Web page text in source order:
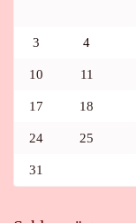
3 4
10 11
17 18
24 25
31